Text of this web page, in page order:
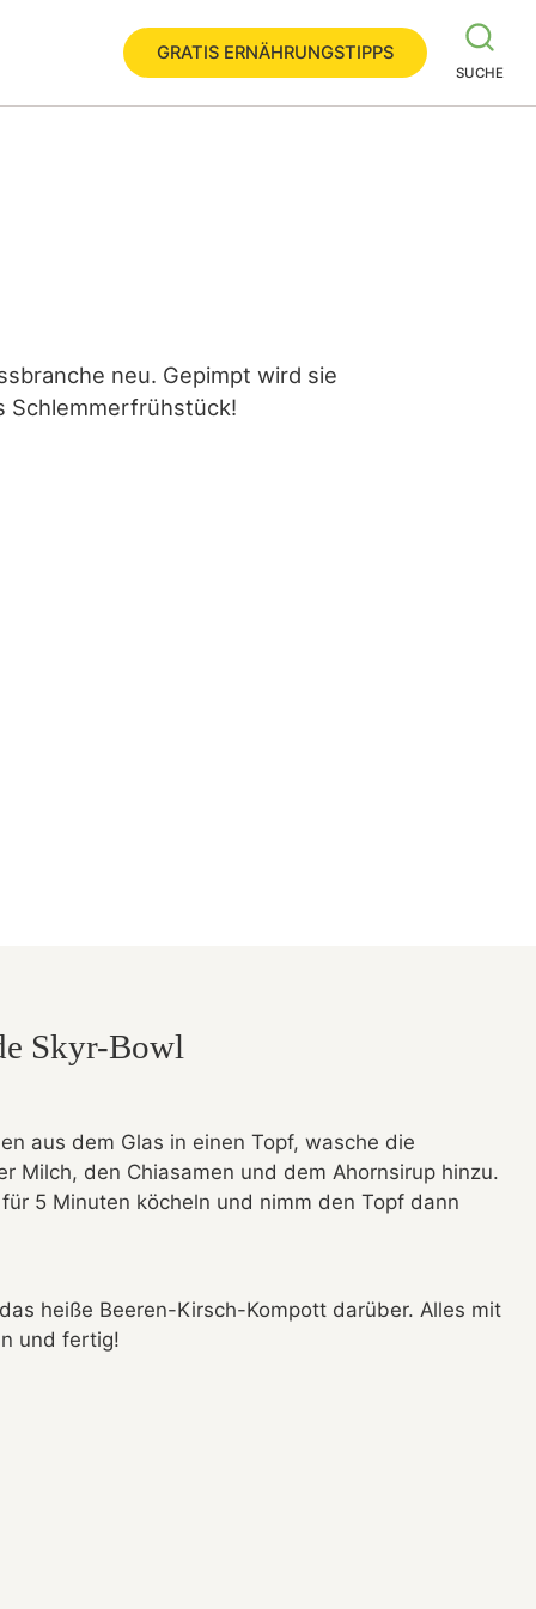
GRATIS ERNÄHRUNGSTIPPS
SUCHE
neu. Gepimpt wird sie
Schlemmerfrühstück!
Skyr-Bowl
aus dem Glas in einen Topf, wasche die
Milch, den Chiasamen und dem Ahornsirup hinzu.
5 Minuten köcheln und nimm den Topf dann
heiße Beeren-Kirsch-Kompott darüber. Alles mit
und fertig!